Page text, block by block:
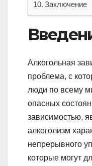
Заключение
Алкогольная
проблема, с
люди по всему
опасных
зависимостью,
алкоголизм
непрерывного
которые могут